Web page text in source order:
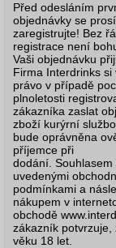
Před odesláním
objednávky se
zaregistrujte! Bez
registrace není
Vaši objednávku
Firma Interdrinks si
právo v případě
plnoletosti
zákazníka zaslat
zboží kurýrní
bude oprávněna
příjemce při
dodání. Souhlasem
uvedenými
podmínkami a
nákupem v
obchodě
zákazník potvrzuje,
věku 18 let.